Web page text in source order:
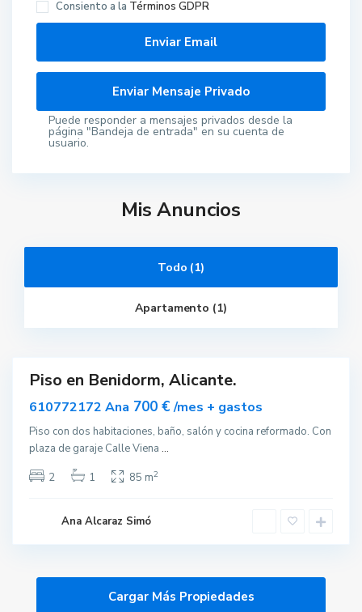
Consiento a la Términos GDPR
Puede responder a mensajes privados desde la
página "Bandeja de entrada" en su cuenta de
usuario.
Mis Anuncios
Todo (1)
Apartamento (1)
n
Piso en Benidorm, Alicante.
610772172 Ana 700 €/mes + gastos
Piso con dos habitaciones, baño, salón y cocina reformado. Con
plaza de garaje Calle Viena ...
2
1 85 m2
Ana Alcaraz Simó